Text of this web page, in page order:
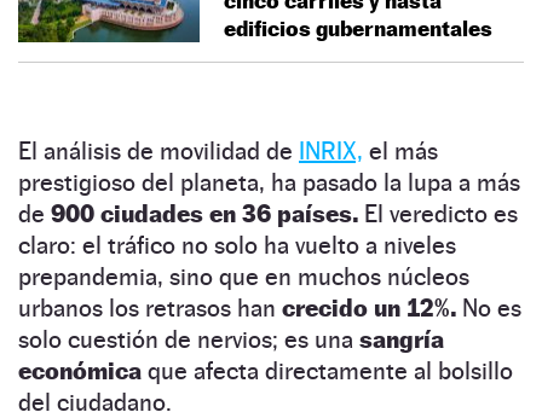
edificios gubernamentales
El análisis de movilidad de INRIX, el más
prestigioso del planeta, ha pasado la lupa a más
de 900 ciudades en 36 países. El veredicto es
claro: el tráfico no solo ha vuelto a niveles
prepandemia, sino que en muchos núcleos
urbanos los retrasos han crecido un 12%. No es
solo cuestión de nervios; es una sangría
económica que afecta directamente al bolsillo
del ciudadano.